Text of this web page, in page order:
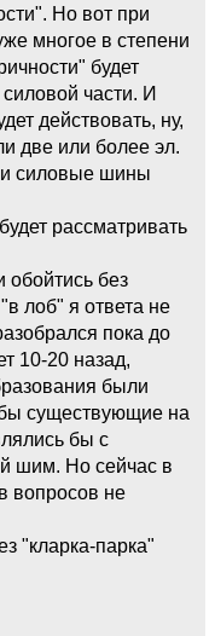
Но вот при
многое в степени
будет
силовой части. И
действовать, ну,
две или более эл.
силовые шины
рассматривать
обойтись без
лоб" я ответа не
пока до
10-20 назад,
были
существующие на
бы с
шим. Но сейчас в
вопросов не
"кларка-парка"